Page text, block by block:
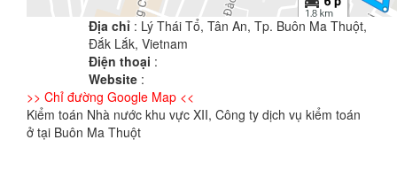
Địa chỉ : Lý Thái Tổ, Tân An, Tp. Buôn Ma Thuột,
Đắk Lắk, Vietnam
Điện thoại :
Website :
>> Chỉ đường Google Map <<
Kiểm toán Nhà nước khu vực XII, Công ty dịch vụ kiểm toán
ở tại Buôn Ma Thuột